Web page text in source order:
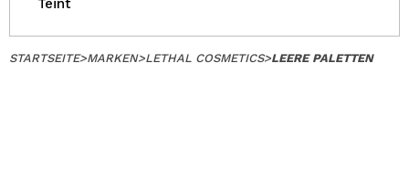
Teint
STARTSEITE>MARKEN>LETHAL COSMETICS>LEERE PALETTEN